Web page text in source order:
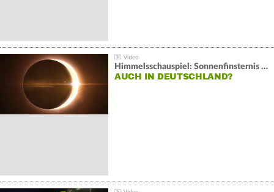
Himmelsschauspiel: Sonnenfinsternis über Spanien
AUCH IN DEUTSCHLAND?